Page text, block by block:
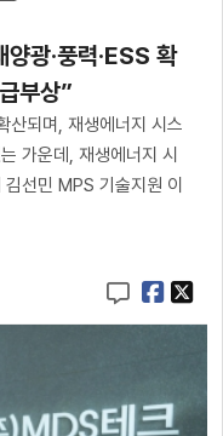
광·풍력·ESS 확
부상”
산되며, 재생에너지 시스
가운데, 재생에너지 시
선민 MPS 기술지원 이